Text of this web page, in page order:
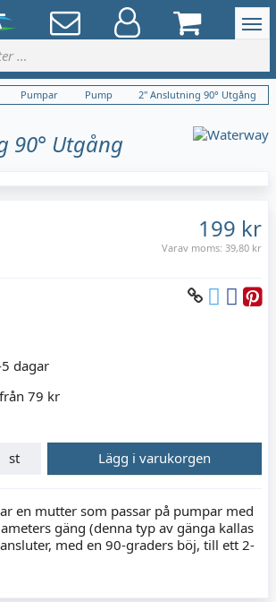
Pumpar Pump 2" Anslutning 90° Utgång
90° Utgång
199 kr
Varav moms: 39,80 kr
dagar
79 kr
st
Lägg i varukorgen
en mutter som passar på pumpar med
gäng (denna typ av gänga kallas
med en 90-graders böj, till ett 2-